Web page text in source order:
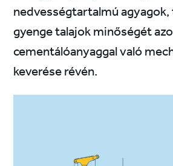
nedvességtartalmú
gyenge talajok minőségét
cementálóanyaggal való
keverése révén.